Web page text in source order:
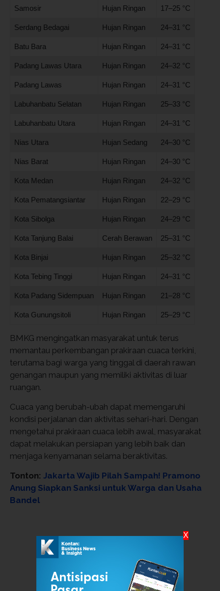
Samosir Hujan Ringan 17–25 °C
Serdang Bedagai Hujan Ringan 24–31 °C
Batu Bara Hujan Ringan 24–31 °C
Padang Lawas Utara Hujan Ringan 24–32 °C
Padang Lawas Hujan Ringan 24–31 °C
Labuhanbatu Selatan Hujan Ringan 25–33 °C
Labuhanbatu Utara Hujan Ringan 24–31 °C
Nias Utara Hujan Sedang 24–30 °C
Nias Barat Hujan Ringan 24–30 °C
Kota Medan Hujan Ringan 24–32 °C
Kota Pematangsiantar Hujan Ringan 22–29 °C
Kota Sibolga Hujan Ringan 24–29 °C
Kota Tanjung Balai Cerah Berawan 25–31 °C
Kota Binjai Hujan Ringan 25–32 °C
Kota Tebing Tinggi Hujan Ringan 24–31 °C
Kota Padang Sidempuan Hujan Ringan 21–28 °C
Kota Gunungsitoli Hujan Ringan 25–29 °C
BMKG mengingatkan masyarakat untuk terus
memantau perkembangan prakiraan cuaca terkini,
terutama bagi warga yang tinggal di daerah rawan
genangan maupun yang memiliki aktivitas di luar
ruangan.
Cuaca yang berubah-ubah dapat memengaruhi
kondisi perjalanan dan aktivitas sehari-hari. Dengan
mengetahui prakiraan cuaca lebih awal, masyarakat
dapat melakukan persiapan yang lebih baik dan
menjaga kenyamanan selama beraktivitas.
Tonton: Jakarta Wajib Pilah Sampah! Pramono
Anung Siapkan Sanksi untuk Warga dan Usaha
Bandel
X